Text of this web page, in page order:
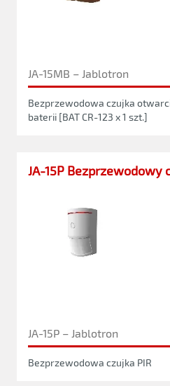
JA-15MB – Jablotron
Bezprzewodowa czujka
baterii [BAT CR-123 x 1 szt.]
JA-15P Bezprzewodowy
JA-15P – Jablotron
Bezprzewodowa czujka PIR